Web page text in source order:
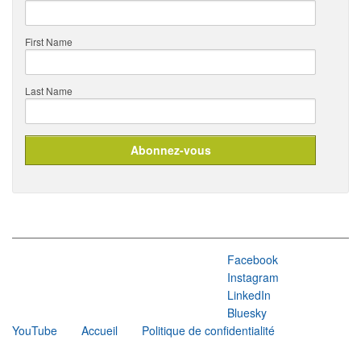
First Name
Last Name
Facebook
Instagram
LinkedIn
Bluesky
YouTube
Accueil Politique de confidentialité